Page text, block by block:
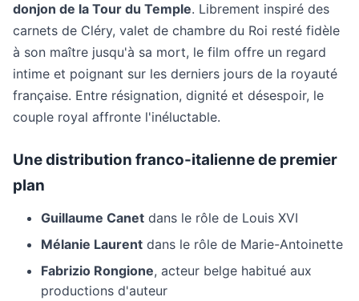
donjon de la Tour du Temple. Librement inspiré des
carnets de Cléry, valet de chambre du Roi resté fidèle
à son maître jusqu'à sa mort, le film offre un regard
intime et poignant sur les derniers jours de la royauté
française. Entre résignation, dignité et désespoir, le
couple royal affronte l'inéluctable.
Une distribution franco-italienne de premier
plan
Guillaume Canet dans le rôle de Louis XVI
Mélanie Laurent dans le rôle de Marie-Antoinette
Fabrizio Rongione, acteur belge habitué aux
productions d'auteur